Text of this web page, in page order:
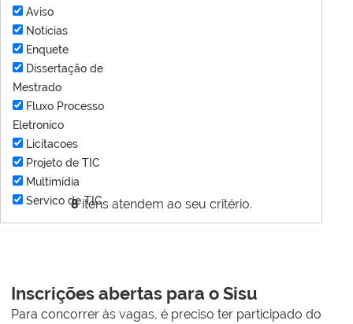
8itens atendem ao seu critério.
Aviso
Notícias
Enquete
Dissertação de
Mestrado
Fluxo Processo
Eletronico
Licitacoes
Projeto de TIC
Multimídia
Servico de TIC
Inscrições abertas para o Sisu
Para concorrer às vagas, é preciso ter participado do